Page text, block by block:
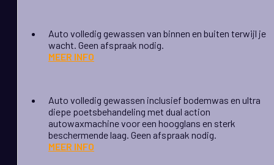
Auto volledig gewassen van binnen en buiten terwijl je
wacht. Geen afspraak nodig.
MEER INFO
Auto volledig gewassen inclusief bodemwas en ultra
diepe poetsbehandeling met dual action
autowaxmachine voor een hoogglans en sterk
beschermende laag. Geen afspraak nodig.
MEER INFO